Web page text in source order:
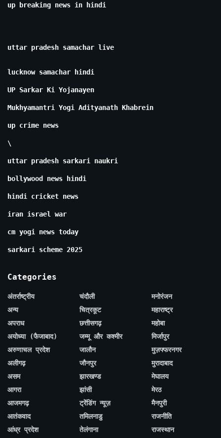
up breaking news in hindi
uttar pradesh samachar live
lucknow samachar hindi
UP Sarkar Ki Yojanayen
Mukhyamantri Yogi Adityanath Khabrein
up crime news
\
uttar pradesh sarkari naukri
bollywood news hindi
hindi cricket news
iran israel war
cm yogi news today
sarkari scheme 2025
Categories
अंतर्राष्ट्रीय
अन्य
अपराध
अयोध्या (फैजाबाद)
अरुणाचल प्रदेश
अलीगढ़
असम
आगरा
आजमगढ़
आतंकवाद
आंध्र प्रदेश
चंदौली
चित्रकूट
छत्तीसगढ़
जम्मू और कश्मीर
जालौन
जौनपुर
झारखण्ड
झांसी
ट्रेंडिंग न्यूज़
तमिलनाडु
तेलंगाना
मनोरंजन
महाराष्ट्र
महोबा
मिर्जापुर
मुज़फ्फरनगर
मुरादाबाद
मेघालय
मेरठ
मैनपुरी
राजनीति
राजस्थान